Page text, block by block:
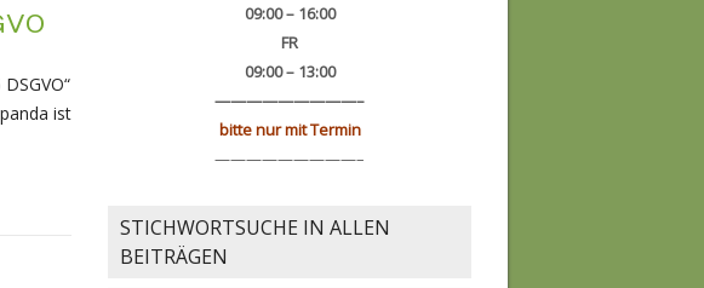
ist
09:00 – 16:00
FR
09:00 – 13:00
—————————–
bitte nur mit Termin
—————————–
STICHWORTSUCHE IN ALLEN
BEITRÄGEN